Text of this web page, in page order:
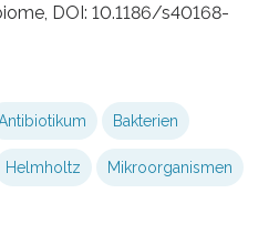
DOI: 10.1186/s40168-
Bakterien
Helmholtz Mikroorganismen